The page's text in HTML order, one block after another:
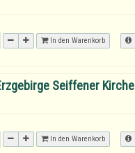
In den Warenkorb
Seiffener Kirche
In den Warenkorb